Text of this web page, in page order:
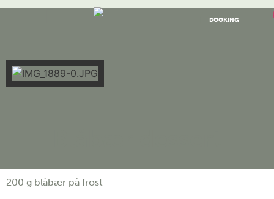
BOOKING
200 g blåbær på frost